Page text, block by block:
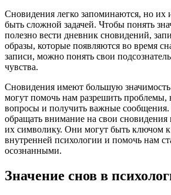
Сновидения легко запоминаются, но их
быть сложной задачей. Чтобы понять
полезно вести дневник сновидений,
образы, которые появляются во время
записи, можно понять свои
чувства.
Сновидения имеют большую
могут помочь нам разрешить проблемы,
вопросы и получить важные
обращать внимание на свои сновидения
их символику. Они могут быть ключом
внутренней психологии и помочь нам
осознанными.
Значение снов в